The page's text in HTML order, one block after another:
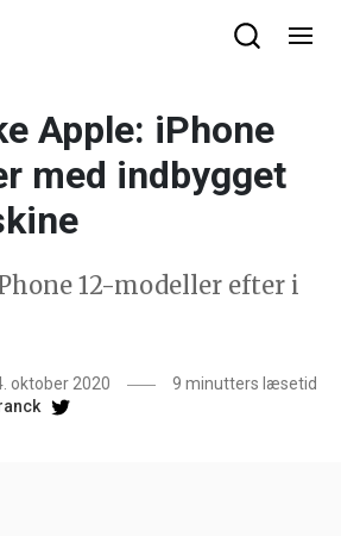
Apple: iPhone
med indbygget
12-modeller efter i
oktober 2020
9 minutters læsetid